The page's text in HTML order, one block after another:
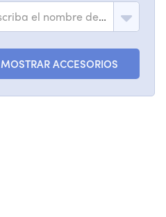
Escriba el nombre del modelo
MOSTRAR ACCESORIOS